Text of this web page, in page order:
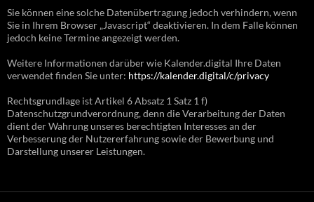
Sie können eine solche Datenübertragung jedoch verhindern, wenn
Sie in Ihrem Browser „Javascript“ deaktivieren. In dem Falle können
jedoch keine Termine angezeigt werden.
Weitere Informationen darüber wie Kalender.digital Ihre Daten
verwendet finden Sie unter: https://kalender.digital/c/privacy
Rechtsgrundlage ist Artikel 6 Absatz 1 Satz 1 f)
Datenschutzgrundverordnung, denn die Verarbeitung der Daten
dient der Wahrung unseres berechtigten Interesses an der
Verbesserung der Nutzererfahrung sowie der Bewerbung und
Darstellung unserer Leistungen.